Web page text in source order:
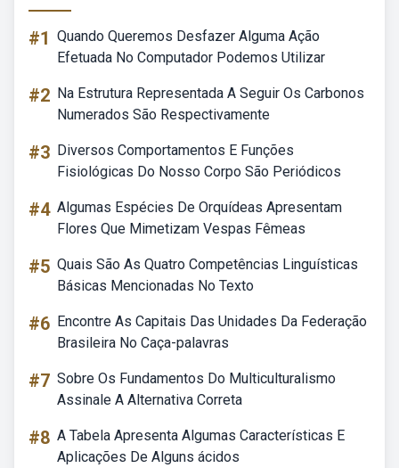
#1 Quando Queremos Desfazer Alguma Ação
Efetuada No Computador Podemos Utilizar
#2 Na Estrutura Representada A Seguir Os Carbonos
Numerados São Respectivamente
#3 Diversos Comportamentos E Funções
Fisiológicas Do Nosso Corpo São Periódicos
#4 Algumas Espécies De Orquídeas Apresentam
Flores Que Mimetizam Vespas Fêmeas
#5 Quais São As Quatro Competências Linguísticas
Básicas Mencionadas No Texto
#6 Encontre As Capitais Das Unidades Da Federação
Brasileira No Caça-palavras
#7 Sobre Os Fundamentos Do Multiculturalismo
Assinale A Alternativa Correta
#8 A Tabela Apresenta Algumas Características E
Aplicações De Alguns ácidos